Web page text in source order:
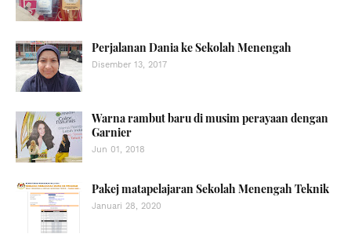
Perjalanan Dania ke Sekolah Menengah
Disember 13, 2017
Warna rambut baru di musim perayaan dengan
Garnier
Jun 01, 2018
Pakej matapelajaran Sekolah Menengah Teknik
Januari 28, 2020